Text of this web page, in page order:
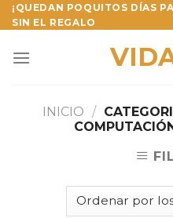
Skip
to
¡QUEDAN POQUITOS DÍAS
SIN EL REGALO
INICIO /